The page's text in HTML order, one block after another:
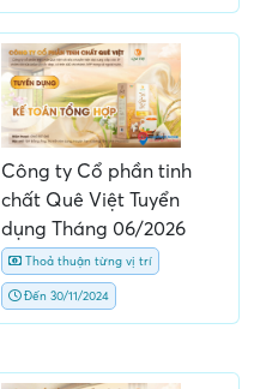
Công ty Cổ phần tinh
chất Quê Việt Tuyển
dụng Tháng 06/2026
Thoả thuận từng vị trí
Đến 30/11/2024